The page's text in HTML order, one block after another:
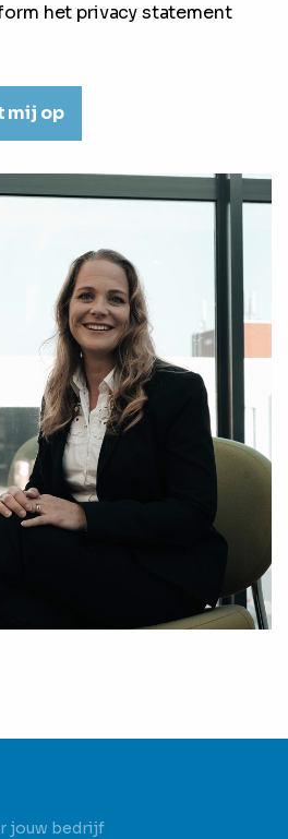
het privacy statement
jouw bedrijf